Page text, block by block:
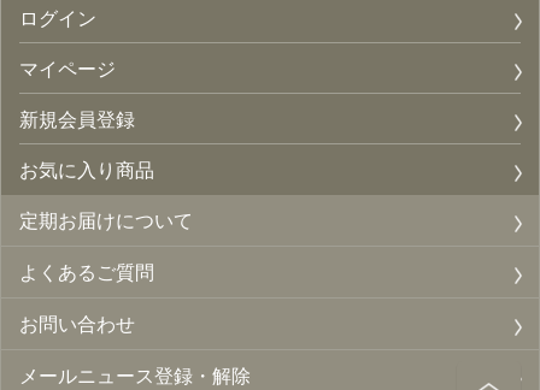
ログイン
マイページ
新規会員登録
お気に入り商品
定期お届けについて
よくあるご質問
お問い合わせ
メールニュース登録・解除